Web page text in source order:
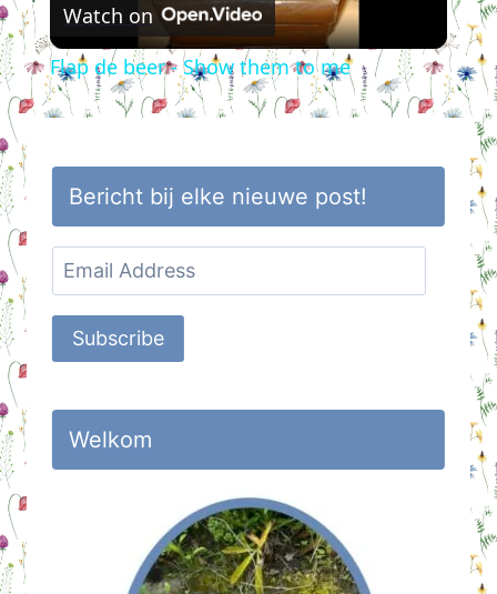
Video
Watch on
Flap de beer - Show them to me
Bericht bij elke nieuwe post!
Email
Address
Subscribe
Welkom